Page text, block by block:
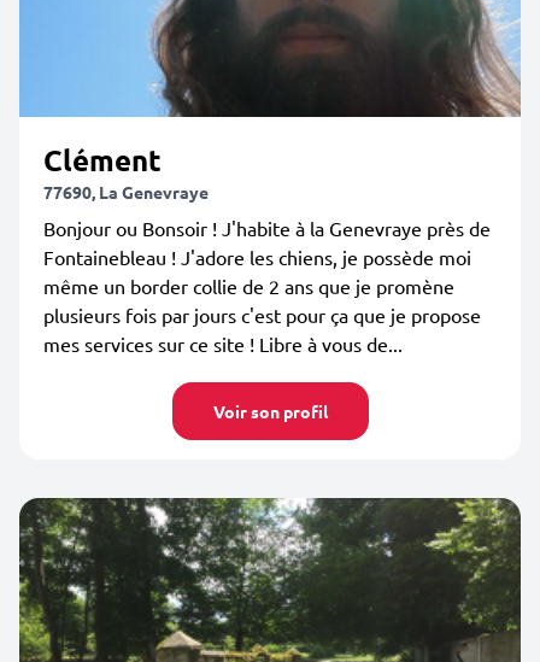
Clément
77690, La Genevraye
Bonjour ou Bonsoir ! J'habite à la Genevraye près de
Fontainebleau ! J'adore les chiens, je possède moi
même un border collie de 2 ans que je promène
plusieurs fois par jours c'est pour ça que je propose
mes services sur ce site ! Libre à vous de...
Voir son profil